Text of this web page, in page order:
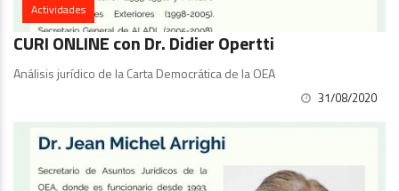
Actividades
CURI ONLINE con Dr. Didier Opertti
Análisis jurídico de la Carta Democrática de la OEA
31/08/2020